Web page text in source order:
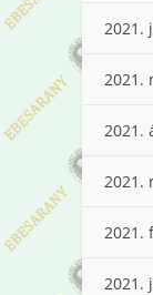
2021.
2021.
2021.
2021.
2021.
2021.